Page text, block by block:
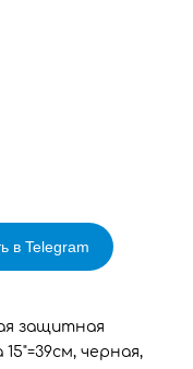
в Telegram
защитная
черная,